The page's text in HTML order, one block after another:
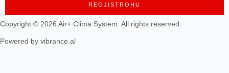
REGJISTROHU
Copyright © 2026 Air+ Clima System. All rights reserved.
Powered by vibrance.al